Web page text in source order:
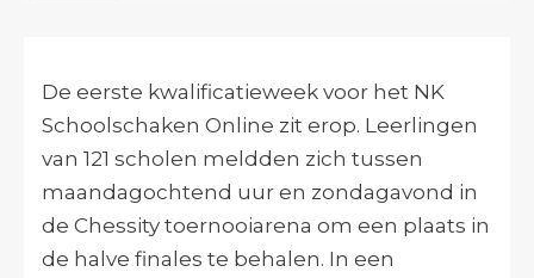
De eerste kwalificatieweek voor het NK
Schoolschaken Online zit erop. Leerlingen
van 121 scholen meldden zich tussen
maandagochtend uur en zondagavond in
de Chessity toernooiarena om een plaats in
de halve finales te behalen. In een